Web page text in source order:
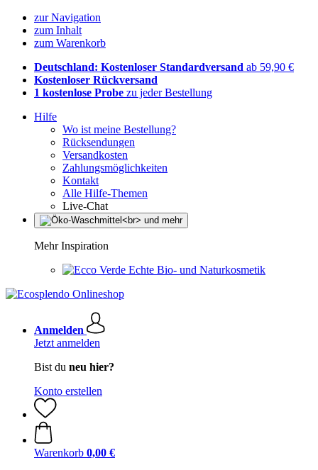
zur Navigation
zum Inhalt
zum Warenkorb
Deutschland: Kostenloser Standardversand ab 59,90 €
Kostenloser Rückversand
1 kostenlose Probe zu jeder Bestellung
Hilfe
Wo ist meine Bestellung?
Rücksendungen
Versandkosten
Zahlungsmöglichkeiten
Kontakt
Alle Hilfe-Themen
Live-Chat
Mehr Inspiration
Echte Bio- und Naturkosmetik
Anmelden
Jetzt anmelden
Bist du neu hier?
Konto erstellen
Warenkorb 0,00 €